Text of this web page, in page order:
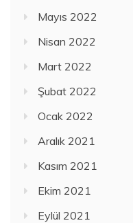
Mayıs 2022
Nisan 2022
Mart 2022
Şubat 2022
Ocak 2022
Aralık 2021
Kasım 2021
Ekim 2021
Eylül 2021